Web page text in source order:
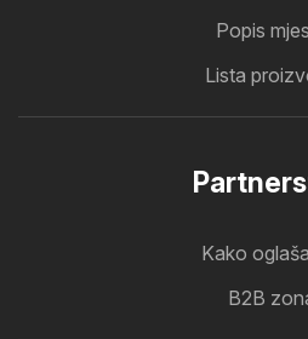
Popis
Lista
Kako
B2B